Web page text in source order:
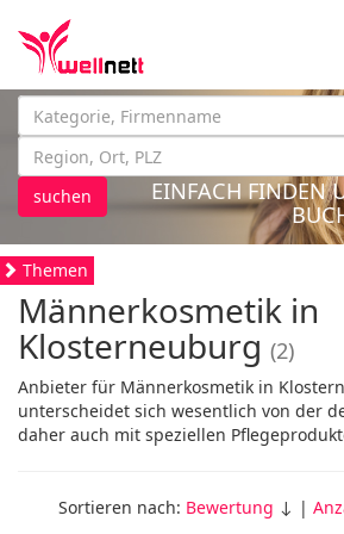
suchen
EINFACH FINDEN
Themen
Männerkosmetik in
Klosterneuburg (2)
Anbieter für Männerkosmetik in
unterscheidet sich wesentlich von der
daher auch mit speziellen
Sortieren nach: Bewertung ↓ |